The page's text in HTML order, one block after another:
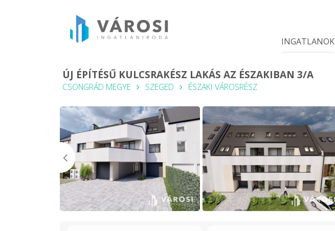
INGATLANOK
ÚJ ÉPÍTÉSŰ KULCSRAKÉSZ LAKÁS AZ ÉSZAKIBAN 3/A
CSONGRÁD MEGYE SZEGED ÉSZAKI VÁROSRÉSZ